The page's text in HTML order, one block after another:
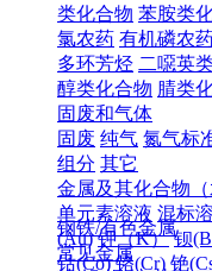
类化合物 苯胺类
氯农药 有机磷农
多环芳烃 二噁英
醇类化合物 腈类
固废和气体
固废 纯气 氮气标
组分 其它
金属及其化合物（
单元素溶液 混标
(Au) 钾（K） 钡
钴(Co) 铬(Cr) 铯
钢铁/有色金属
常见金属